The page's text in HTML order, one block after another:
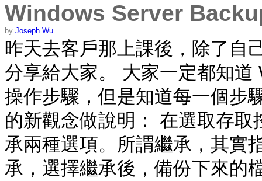
Windows Server
by Joseph Wu
昨天去客戶那上課後，除了自
分享給大家。 大家一定都知
操作步驟，但是知道每一個步
的新觀念做說明： 在選取存
承兩種選項。所謂繼承，其實
承，選擇繼承後，備份下來的